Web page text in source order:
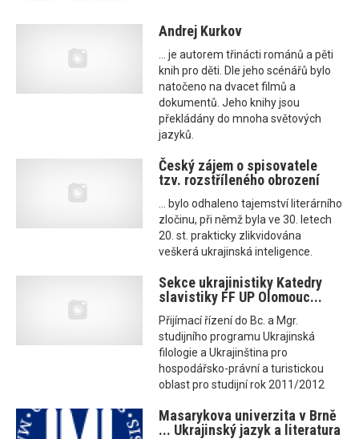
Andrej Kurkov
... je autorem třinácti románů a pěti
knih pro děti. Dle jeho scénářů bylo
natočeno na dvacet filmů a
dokumentů. Jeho knihy jsou
překládány do mnoha světových
jazyků.
Český zájem o spisovatele
tzv. rozstříleného obrození
... bylo odhaleno tajemství literárního
zločinu, při němž byla ve 30. letech
20. st. prakticky zlikvidována
veškerá ukrajinská inteligence.
Sekce ukrajinistiky Katedry
slavistiky FF UP Olomouc...
Přijímací řízení do Bc. a Mgr.
studijního programu Ukrajinská
filologie a Ukrajinština pro
hospodářsko-právní a turistickou
oblast pro studijní rok 2011/2012
Masarykova univerzita v Brně
... Ukrajinský jazyk a literatura